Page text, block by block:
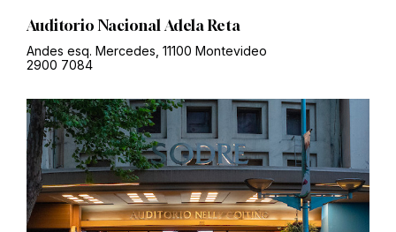
Auditorio Nacional Adela Reta
Andes esq. Mercedes, 11100 Montevideo
2900 7084